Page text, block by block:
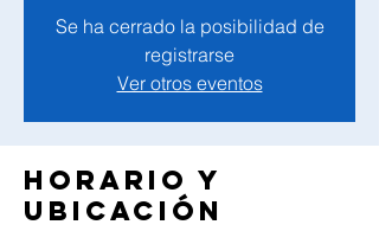
Se ha cerrado la posibilidad de
registrarse
Ver otros eventos
Horario y
ubicación